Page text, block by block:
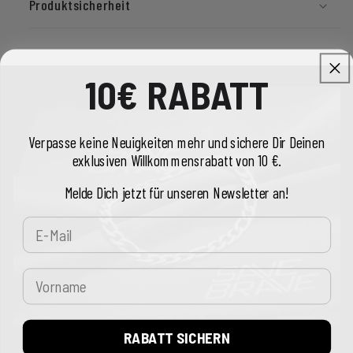
Produktsicherheit
10€ RABATT
Verpasse keine Neuigkeiten mehr und sichere Dir Deinen
exklusiven Willkommensrabatt von 10 €.
Melde Dich jetzt für unseren Newsletter an!
E-Mail
Vorname
RABATT SICHERN